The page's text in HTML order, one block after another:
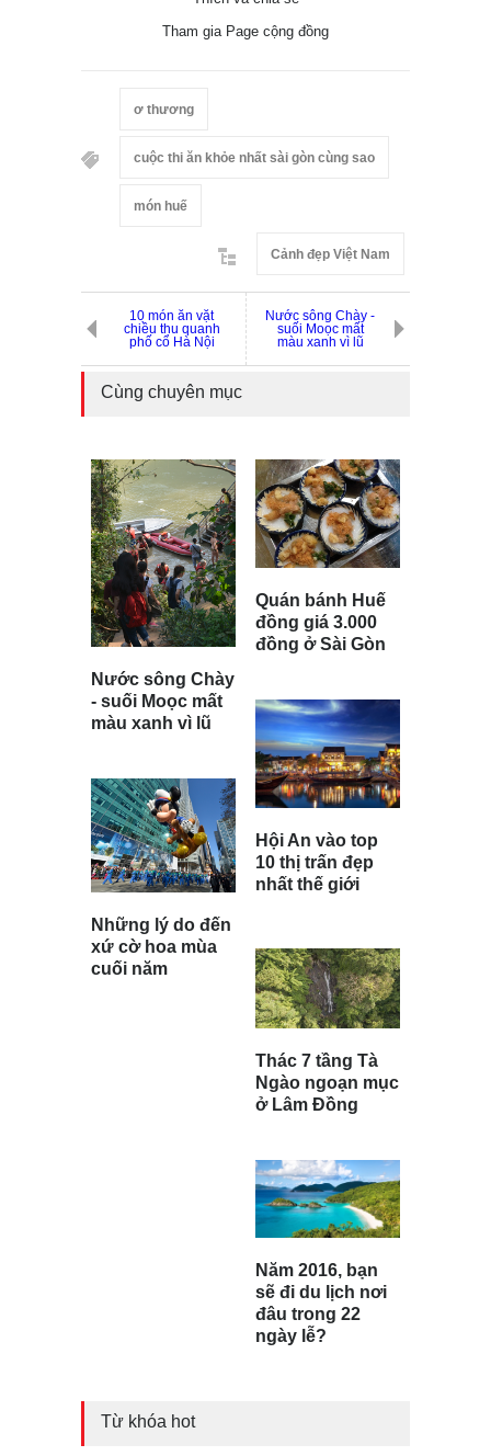
Tham gia Page cộng đồng
ơ thương
cuộc thi ăn khỏe nhất sài gòn cùng sao
món huế
Cảnh đẹp Việt Nam
10 món ăn vặt
chiều thu quanh
phố cổ Hà Nội
Nước sông Chày -
suối Moọc mất
màu xanh vì lũ
Cùng chuyên mục
Nước sông Chày
- suối Moọc mất
màu xanh vì lũ
Những lý do đến
xứ cờ hoa mùa
cuối năm
Quán bánh Huế
đồng giá 3.000
đồng ở Sài Gòn
Hội An vào top
10 thị trấn đẹp
nhất thế giới
Thác 7 tầng Tà
Ngào ngoạn mục
ở Lâm Đồng
Năm 2016, bạn
sẽ đi du lịch nơi
đâu trong 22
ngày lễ?
Từ khóa hot